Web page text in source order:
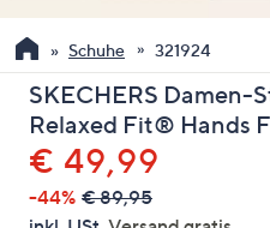
verwenden
Sie
die
Pfeiltasten
nach
oben
und
nach
Schuhe 321924
SKECHERS Damen-
Relaxed Fit® Hands
Gelöscht
€ 49,99
-44% € 89,95